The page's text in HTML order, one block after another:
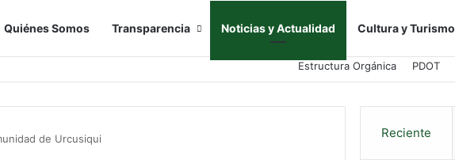
Quiénes Somos Transparencia Noticias y Actualidad Cultura y Turismo
Estructura Orgánica PDOT
de Urcusiqui Reciente